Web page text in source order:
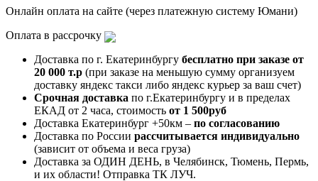
Онлайн оплата на сайте (через платежную систему Юмани)
Оплата в рассрочку
Доставка по г. Екатеринбургу бесплатно при заказе от
20 000 т.р (при заказе на меньшую сумму организуем
доставку яндекс такси либо яндекс курьер за ваш счет)
Срочная доставка по г.Екатеринбургу и в пределах
ЕКАД от 2 часа, стоимость от 1 500руб
Доставка Екатеринбург +50км – по согласованию
Доставка по России рассчитывается индивидуально
(зависит от объема и веса груза)
Доставка за ОДИН ДЕНЬ, в Челябинск, Тюмень, Пермь,
и их области! Отправка ТК ЛУЧ.